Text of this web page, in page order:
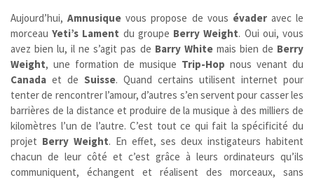
Aujourd’hui,Amnusique vous propose de vous évaderavec le
morceauYeti’s Lament du groupe Berry Weight. Oui oui, vous
avez bien lu, il ne s’agit pas de Barry Whitemais bien de Berry
Weight, une formation de musique Trip-Hop nous venant du
Canada et de Suisse. Quand certains utilisent internet pour
tenter de rencontrer l’amour, d’autres s’en servent pour casser les
barrières de la distance et produire de la musique à des milliers de
kilomètres l’un de l’autre. C’est tout ce qui fait la spécificité du
projet Berry Weight. En effet, ses deux instigateurs habitent
chacun de leur côté et c’est grâce à leurs ordinateurs qu’ils
communiquent, échangent et réalisent des morceaux, sans